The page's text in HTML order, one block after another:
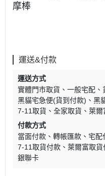
摩棒
運送&付款
運送方式
實體門市取貨
一般宅配
黑貓宅急便(貨到付款)
黑
7-11取貨
全家取貨
萊爾
付款方式
當面付款
轉帳匯款 宅配
7-11取貨付款
萊爾富取貨
銀聯卡